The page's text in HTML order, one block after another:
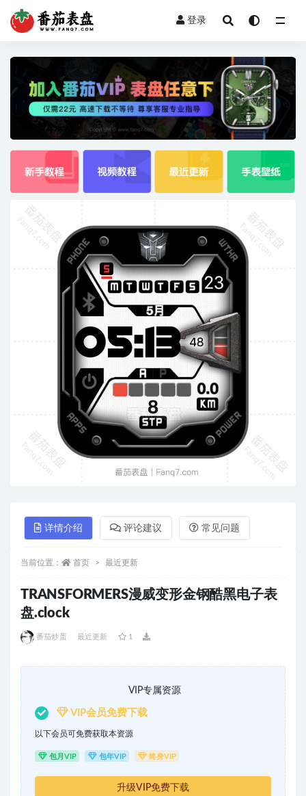
登录
详情介绍 评论建议 常见问题
当前位置： 首页 最近更新
TRANSFORMERS漫威变形金钢酷黑电子表
盘.clock
番茄炒蛋 最近更新 1
VIP专属资源
VIP会员免费下载
以下会员可免费获取本资源
包月VIP 包年VIP 终身VIP
升级VIP免费下载